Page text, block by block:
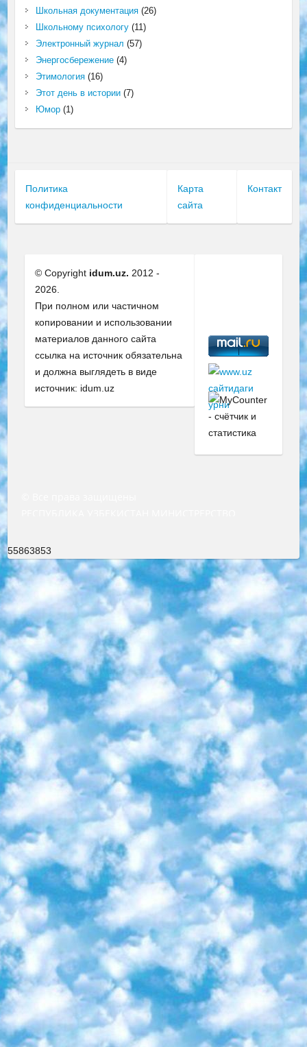
Школьная документация(26)
Школьному психологу(11)
Электронный журнал (57)
Энергосбережение(4)
Этимология(16)
Этот день в истории(7)
Юмор(1)
Политика
конфиденциальности
Карта
сайта
Контакт
© Copyright idum.uz. 2012 -
2026.
При полном или частичном
копировании и использовании
материалов данного сайта
ссылка на источник обязательна
и должна выглядеть в виде
источник: idum.uz
55863853